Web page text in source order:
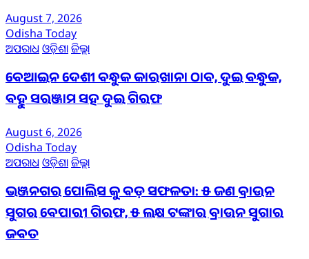
August 7, 2026
Odisha Today
ଅପରାଧ ଓଡ଼ିଶାଜିଲ୍ଲା
ବେଆଇନ ଦେଶୀ ବନ୍ଧୁକ କାରଖାନା ଠାବ, ଦୁଇ ବନ୍ଧୁକ,
ବହୁ ସରଞ୍ଜାମ ସହ ଦୁଇ ଗିରଫ
August 6, 2026
Odisha Today
ଅପରାଧ ଓଡ଼ିଶାଜିଲ୍ଲା
ଭଞ୍ଜନଗର ପୋଲିସ କୁ ବଡ଼ ସଫଳତା: ୫ ଜଣ ବ୍ରାଉନ
ସୁଗର ବେପାରୀ ଗିରଫ, ୫ ଲକ୍ଷ ଟଙ୍କାର ବ୍ରାଉନ ସୁଗାର
ଜବତ